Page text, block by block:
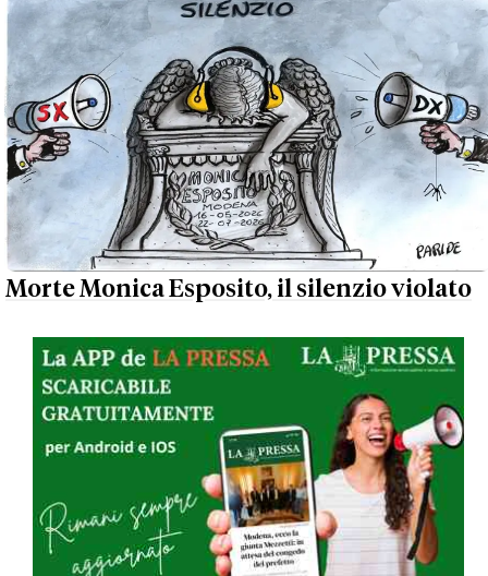
Morte Monica Esposito, il silenzio violato